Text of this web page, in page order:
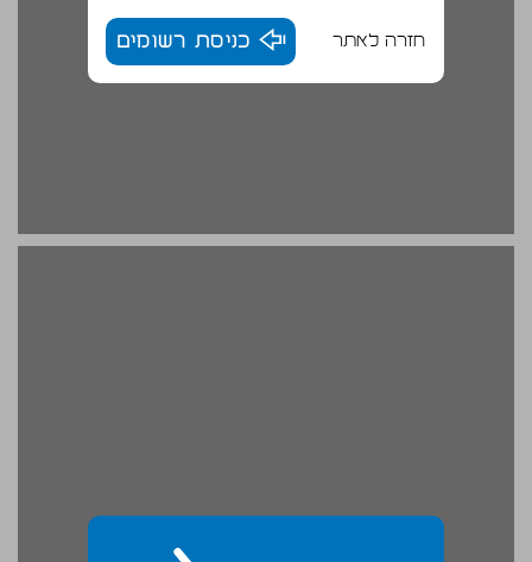
חזרה לאתר כניסת רשומים